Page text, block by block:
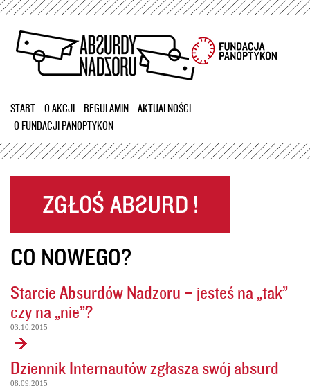
Przejdź
treści
START O AKCJI REGULAMIN
AKTUALNOŚCI
O FUNDACJI PANOPTYKON
CO NOWEGO?
Starcie Absurdów Nadzoru – jesteś na „tak”
czy na „nie”?
03.10.2015
Dziennik Internautów zgłasza swój absurd
08.09.2015